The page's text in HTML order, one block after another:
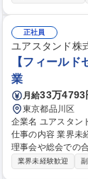
声認識サービス/急
正社員
ユアスタンド株
【フィール
業
月給33万4793
東京都品川区
企業名 ユアスタンド株式会社 求人名 【フィールドセールス】EV充電サ
仕事の内容 業界未
理事会や総会での
きます。 【業務詳細(1)4割(2)3割(3)2割(4)1割】 (1)現地調査・提案書作成 (2)理事会・総会対応：月1回開かれる
業界未経験歓迎